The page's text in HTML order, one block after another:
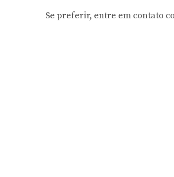
Se preferir, entre em contato